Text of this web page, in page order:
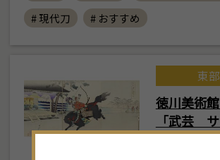
# 現代刀
# おすすめ
東部
徳川美術
「武芸
スリート」